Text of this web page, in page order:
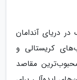
دریای آندامان
کریستالی و
مقاصد